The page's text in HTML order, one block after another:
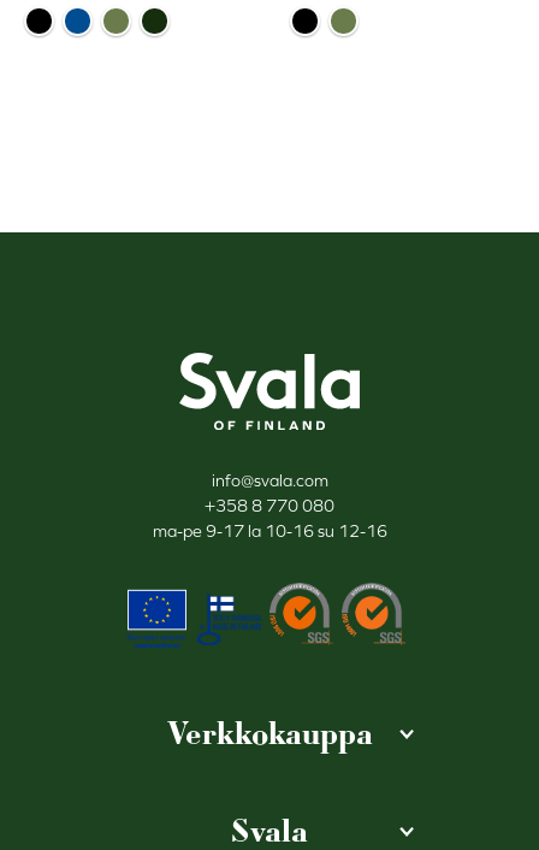
info@svala.com
+358 8 770 080
ma-pe 9-17 la 10-16 su 12-16
Verkkokauppa
Svala